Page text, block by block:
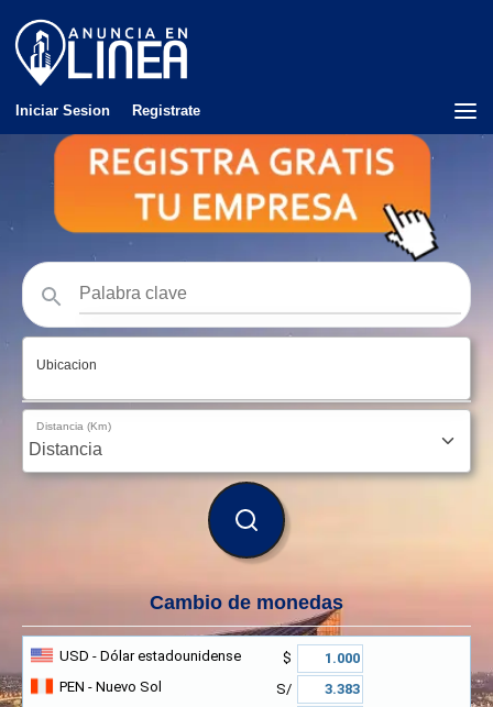
Iniciar Sesion Registrate
Ubicacion
Distancia (Km)
BUSCAR
Cambio de monedas
USD - Dólar estadounidense
$
PEN - Nuevo Sol
S/